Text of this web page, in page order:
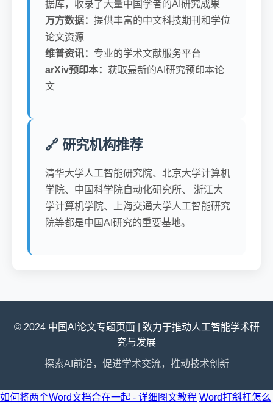
据库，收录了大量中国学者的AI研究成果
万方数据： 提供丰富的中文科技期刊和学位
论文资源
维普资讯： 专业的学术文献服务平台
arXiv预印本： 获取最新的AI研究预印本论
文
🔗 研究机构推荐
清华大学人工智能研究院、北京大学计算机
学院、中国科学院自动化研究所、 浙江大
学计算机学院、上海交通大学人工智能研究
院等都是中国AI研究的重要基地。
© 2024 中国AI论文专题页面 | 致力于推动人工智能学术研
究与发展
探索AI前沿，促进学术交流，推动技术创新
如何将两个Word文档合在一起 - 详细图文教程 Word打斜杠怎么